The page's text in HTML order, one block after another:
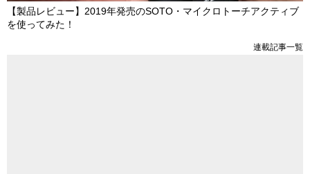
【製品レビュー】2019年発売のSOTO・マイクロトーチアクティブ
を使ってみた！
連載記事一覧